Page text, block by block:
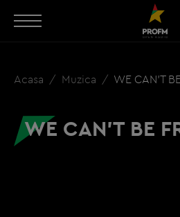
Acasa Muzica WE CAN'T
WE CAN'T BE